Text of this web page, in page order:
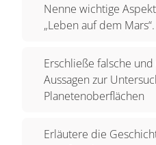
Nenne wichtige
„Leben auf dem Mars“.
Erschließe falsche
Aussagen zur
Planetenoberflächen
Erläutere die